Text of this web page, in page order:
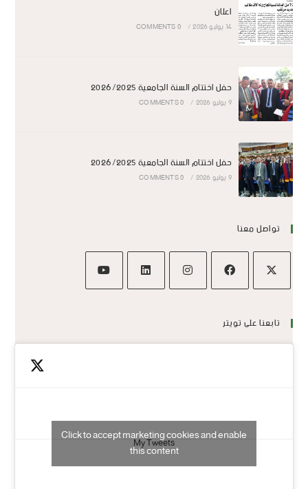
اعلان
14 يوليو 2026 /
0 COMMENTS
حفل اختتام السنة الجامعية 2026/2025
9 يوليو 2026 /
0 COMMENTS
حفل اختتام السنة الجامعية 2026/2025
9 يوليو 2026 /
0 COMMENTS
تواصل معنا
تابعنا على تويتر
My Tweets
Click to accept marketing cookies and enable
this content